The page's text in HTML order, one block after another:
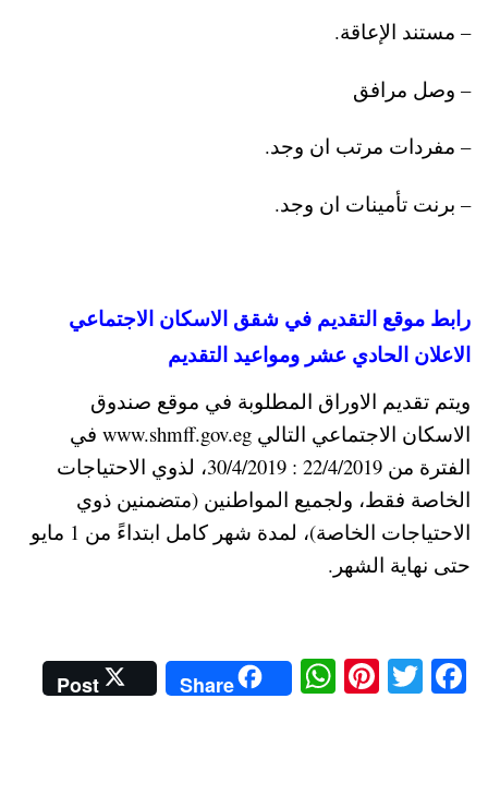
– مستند الإعاقة.
– وصل مرافق
– مفردات مرتب ان وجد.
– برنت تأمينات ان وجد.
رابط موقع التقديم في شقق الاسكان الاجتماعي
الاعلان الحادي عشر ومواعيد التقديم
ويتم تقديم الاوراق المطلوبة في موقع صندوق
الاسكان الاجتماعي التالي www.shmff.gov.eg في
الفترة من 22/4/2019 : 30/4/2019، لذوي الاحتياجات
الخاصة فقط، ولجميع المواطنين (متضمنين ذوي
الاحتياجات الخاصة)، لمدة شهر كامل ابتداءً من 1 مايو
حتى نهاية الشهر.
Fa
T
Pi
W
ha
Share
Post